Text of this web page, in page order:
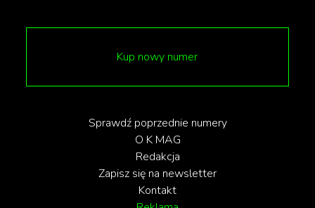
Kup nowy numer
Sprawdź poprzednie numery
O K MAG
Redakcja
Zapisz się na newsletter
Kontakt